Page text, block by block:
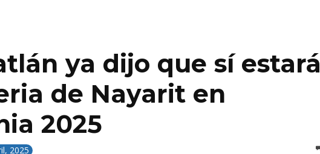
ya dijo que sí estará
de Nayarit en
2025
2025